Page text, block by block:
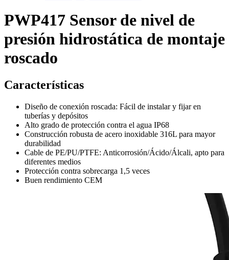
PWP417 Sensor de nivel de
presión hidrostática de montaje
roscado
Características
Diseño de conexión roscada: Fácil de instalar y fijar en
tuberías y depósitos
Alto grado de protección contra el agua IP68
Construcción robusta de acero inoxidable 316L para mayor
durabilidad
Cable de PE/PU/PTFE: Anticorrosión/Ácido/Álcali, apto para
diferentes medios
Protección contra sobrecarga 1,5 veces
Buen rendimiento CEM